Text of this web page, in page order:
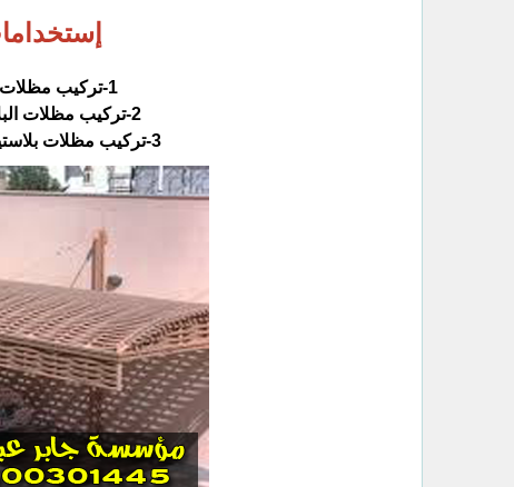
‏3-تركيب مظلات بلاستيك لتغطية أسطح وأحواش المنازل والفلل.‏